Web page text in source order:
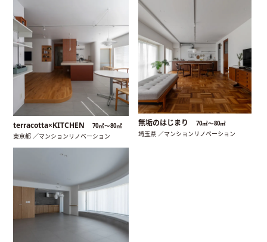
terracotta×KITCHEN 70㎡〜80㎡
東京都 ／マンションリノベーション
無垢のはじまり 70㎡〜80㎡
埼玉県 ／マンションリノベーション